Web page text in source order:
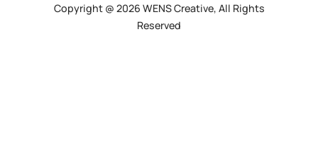
Copyright @ 2026 WENS Creative, All Rights
Reserved